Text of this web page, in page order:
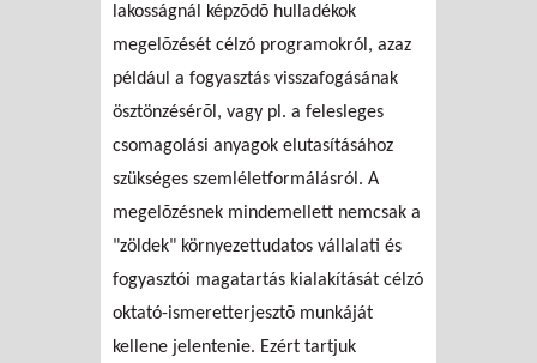
lakosságnál képzõdõ hulladékok
megelõzését célzó programokról, azaz
például a fogyasztás visszafogásának
ösztönzésérõl, vagy pl. a felesleges
csomagolási anyagok elutasításához
szükséges szemléletformálásról. A
megelõzésnek mindemellett nemcsak a
"zöldek" környezettudatos vállalati és
fogyasztói magatartás kialakítását célzó
oktató-ismeretterjesztõ munkáját
kellene jelentenie. Ezért tartjuk